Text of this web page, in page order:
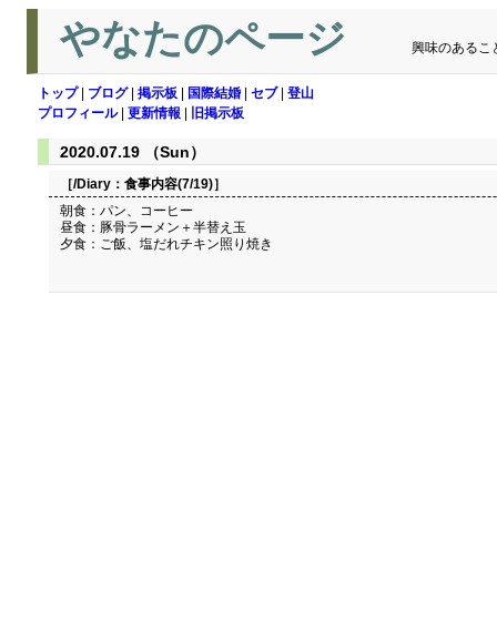
やなたのページ 興味のあるこ
トップ| ブログ| 掲示板 国際結婚 セブ| 登山
プロフィール| 更新情報 旧掲示板
2020.07.19 （Sun）
［/Diary： 食事内容(7/19)］
朝食：パン、コーヒー
昼食：豚骨ラーメン＋半替え玉
夕食：ご飯、塩だれチキン照り焼き